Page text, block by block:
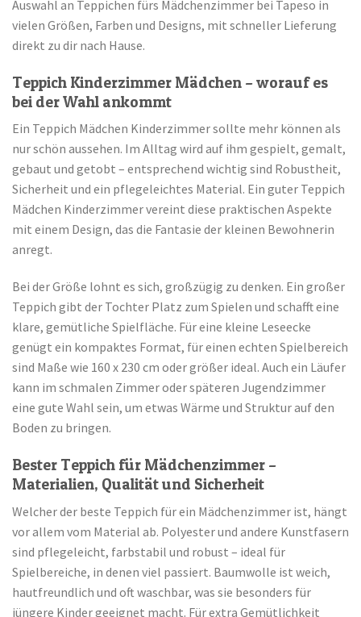
Auswahl an Teppichen fürs Mädchenzimmer bei Tapeso in
vielen Größen, Farben und Designs, mit schneller Lieferung
direkt zu dir nach Hause.
Teppich Kinderzimmer Mädchen – worauf es
bei der Wahl ankommt
Ein Teppich Mädchen Kinderzimmer sollte mehr können als
nur schön aussehen. Im Alltag wird auf ihm gespielt, gemalt,
gebaut und getobt – entsprechend wichtig sind Robustheit,
Sicherheit und ein pflegeleichtes Material. Ein guter Teppich
Mädchen Kinderzimmer vereint diese praktischen Aspekte
mit einem Design, das die Fantasie der kleinen Bewohnerin
anregt.
Bei der Größe lohnt es sich, großzügig zu denken. Ein großer
Teppich gibt der Tochter Platz zum Spielen und schafft eine
klare, gemütliche Spielfläche. Für eine kleine Leseecke
genügt ein kompaktes Format, für einen echten Spielbereich
sind Maße wie 160 x 230 cm oder größer ideal. Auch ein Läufer
kann im schmalen Zimmer oder späteren Jugendzimmer
eine gute Wahl sein, um etwas Wärme und Struktur auf den
Boden zu bringen.
Bester Teppich für Mädchenzimmer –
Materialien, Qualität und Sicherheit
Welcher der beste Teppich für ein Mädchenzimmer ist, hängt
vor allem vom Material ab. Polyester und andere Kunstfasern
sind pflegeleicht, farbstabil und robust – ideal für
Spielbereiche, in denen viel passiert. Baumwolle ist weich,
hautfreundlich und oft waschbar, was sie besonders für
jüngere Kinder geeignet macht. Für extra Gemütlichkeit